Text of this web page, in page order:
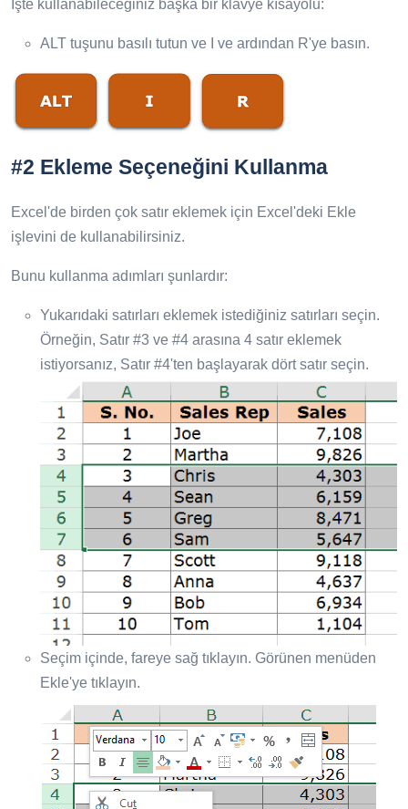
İşte kullanabileceğiniz başka bir klavye kısayolu:
ALT tuşunu basılı tutun ve I ve ardından R'ye basın.
#2 Ekleme Seçeneğini Kullanma
Excel'de birden çok satır eklemek için Excel'deki Ekle
işlevini de kullanabilirsiniz.
Bunu kullanma adımları şunlardır:
Yukarıdaki satırları eklemek istediğiniz satırları seçin.
Örneğin, Satır #3 ve #4 arasına 4 satır eklemek
istiyorsanız, Satır #4'ten başlayarak dört satır seçin.
Seçim içinde, fareye sağ tıklayın. Görünen menüden
Ekle'ye tıklayın.